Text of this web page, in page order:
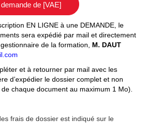
demande de [VAE]
EN LIGNE à une DEMANDE, le
sera expédié par mail et directement
naire de la formation, M. DAUT
et à retourner par mail avec les
d’expédier le dossier complet et non
chaque document au maximum 1 Mo).
frais de dossier est indiqué sur le